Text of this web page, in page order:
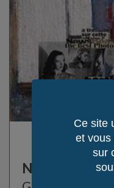
Nuances de
Ce site
et vous
sur